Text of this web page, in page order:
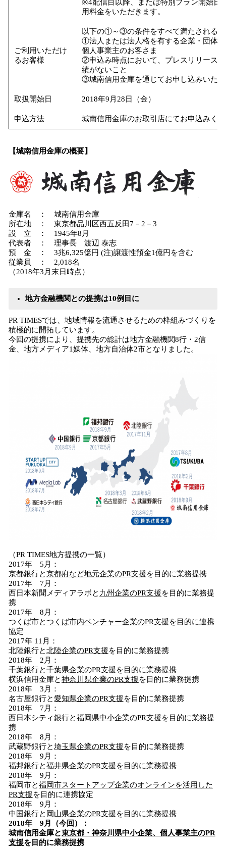
※4配信目以降、または特別プラン開始日
用料金をいただきます。
ご利用いただけ
るお客様
以下の①～③の条件をすべて満たされる
①法人または法人格を有する企業・団体
個人事業主のお客さま
②申込み時点において、プレスリリース
績がないこと
③城南信用金庫を通じてお申し込みいた
取扱開始日 2018年9月28日（金）
申込方法 城南信用金庫のお取引店にてお申込みく
【城南信用金庫の概要】
金庫名 ： 城南信用金庫
所在地 ： 東京都品川区西五反田7－2－3
設 立 ： 1945年8月
代表者 ： 理事長 渡辺 泰志
預 金 ： 3兆6,325億円 (注)譲渡性預金1億円を含む
従業員 ： 2,018名
（2018年3月末日時点）
地方金融機関との提携は10例目に
PR TIMESでは、地域情報を流通させるための枠組みづくりを
積極的に開拓しています。
今回の提携により、提携先の総計は地方金融機関8行・2信
金、地方メディア1媒体、地方自治体2市となりました。
（PR TIMES地方提携の一覧）
2017年 5月：
京都銀行と京都府など地元企業のPR支援を目的に業務提携
2017年 7月：
西日本新聞メディアラボと 九州企業のPR支援を目的に業務提
携
2017年 8月：
つくば市とつくば市内ベンチャー企業のPR支援を目的に連携
協定
2017年 11月：
北陸銀行と北陸企業のPR支援を目的に業務提携
2018年 2月：
千葉銀行と千葉県企業のPR支援を目的に業務提携
横浜信用金庫と神奈川県企業のPR支援を目的に業務提携
2018年 3月：
名古屋銀行と愛知県企業のPR支援を目的に業務提携
2018年 7月：
西日本シティ銀行と福岡県中小企業のPR支援を目的に業務提
携
2018年 8月：
武蔵野銀行と埼玉県企業のPR支援を目的に業務提携
2018年 9月：
福邦銀行と福井県企業のPR支援を目的に業務提携
2018年 9月：
福岡市と福岡市スタートアップ企業のオンラインを活用した
PR支援を目的に連携協定
2018年 9月：
中国銀行と 岡山県企業のPR支援を目的に業務提携
2018年 9 月（今回）：
城南信用金庫と東京都 ・神奈川県中小企業、 個人事業主のPR
支援を目的に業務提携